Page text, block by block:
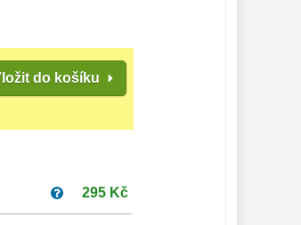
do košíku
295 Kč